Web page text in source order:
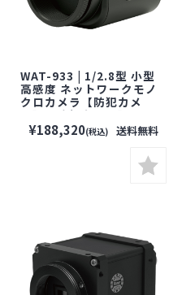
WAT-933 | 1/2.8型 小型
高感度 ネットワークモノ
クロカメラ【防犯カメ
ラ】【監視カメラ】【小
型カメラ】【セキュリティ
ーカメラ】【WATEC】
¥188,320(税込) 送料無料